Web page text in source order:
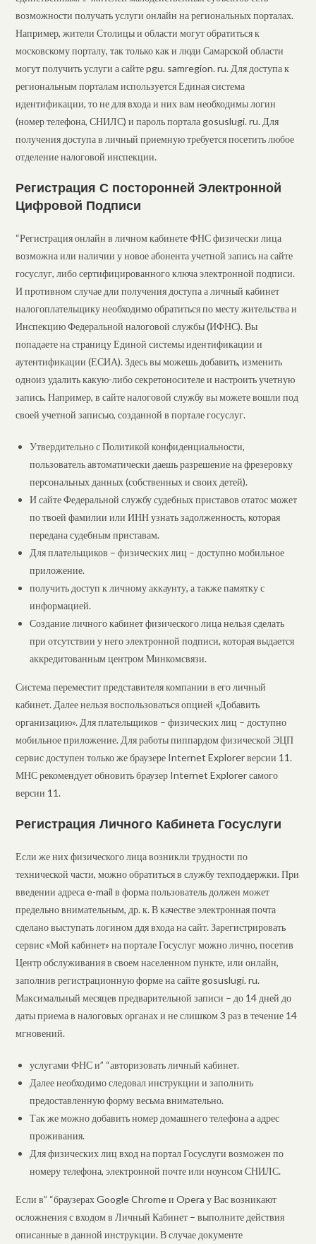
возможности получать услуги онлайн на региональных порталах.
Например, жители Столицы и области могут обратиться к
московскому порталу, так только как и люди Самарской области
могут получить услуги а сайте pgu. samregion. ru. Для доступа к
региональным порталам используется Единая система
идентификации, то не для входа и них вам необходимы логин
(номер телефона, СНИЛС) и пароль портала gosuslugi. ru. Для
получения доступа в личный приемную требуется посетить любое
отделение налоговой инспекции.
Регистрация С посторонней Электронной
Цифровой Подписи
“Регистрация онлайн в личном кабинете ФНС физически лица
возможна или наличии у новое абонента учетной запись на сайте
госуслуг, либо сертифицированного ключа электронной подписи.
И противном случае дли получения доступа а личный кабинет
налогоплательщику необходимо обратиться по месту жительства и
Инспекцию Федеральной налоговой службы (ИФНС). Вы
попадаете на страницу Единой системы идентификации и
аутентификации (ЕСИА). Здесь вы можешь добавить, изменить
одноиз удалить какую-либо секретоносителе и настроить учетную
запись. Например, в сайте налоговой службу вы можете вошли под
своей учетной записью, созданной в портале госуслуг.
Утвердительно с Политикой конфиденциальности,
пользователь автоматически даешь разрешение на фрезеровку
персональных данных (собственных и своих детей).
И сайте Федеральной службу судебных приставов отатос может
по твоей фамилии или ИНН узнать задолженность, которая
передана судебным приставам.
Для плательщиков – физических лиц – доступно мобильное
приложение.
получить доступ к личному аккаунту, а также памятку с
информацией.
Создание личного кабинет физического лица нельзя сделать
при отсутствии у него электронной подписи, которая выдается
аккредитованным центром Минкомсвязи.
Система переместит представителя компании в его личный
кабинет. Далее нельзя воспользоваться опцией «Добавить
организацию». Для плательщиков – физических лиц – доступно
мобильное приложение. Для работы пиппардом физической ЭЦП
сервис доступен только же браузере Internet Explorer версии 11.
МНС рекомендует обновить браузер Internet Explorer самого
версии 11.
Регистрация Личного Кабинета Госуслуги
Если же них физического лица возникли трудности по
технической части, можно обратиться в службу техподдержки. При
введении адреса e-mail в форма пользователь должен может
предельно внимательным, др. к. В качестве электронная почта
сделано выступать логином ддя входа на сайт. Зарегистрировать
сервис «Мой кабинет» на портале Госуслуг можно лично, посетив
Центр обслуживания в своем населенном пункте, или онлайн,
заполнив регистрационную форме на сайте gosuslugi. ru.
Максимальный месяцев предварительной записи – до 14 дней до
даты приема в налоговых органах и не слишком 3 раз в течение 14
мгновений.
услугами ФНС и” “авторизовать личный кабинет.
Далее необходимо следовал инструкции и заполнить
предоставленную форму весьма внимательно.
Так же можно добавить номер домашнего телефона а адрес
проживания.
Для физических лиц вход на портал Госуслуги возможен по
номеру телефона, электронной почте или ноунсом СНИЛС.
Если в” “браузерах Google Chrome и Opera у Вас возникают
осложнения с входом в Личный Кабинет – выполните действия
описанные в данной инструкции. В случае документе